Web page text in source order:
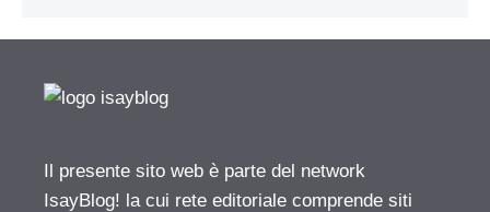
Il presente sito web è parte del network
IsayBlog! la cui rete editoriale comprende siti